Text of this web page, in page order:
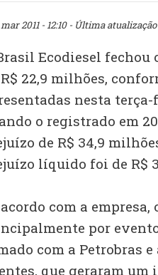
2011 - 12:10 - Última atualização
Ecodiesel fechou
22,9 milhões,
nesta
o registrado em
de R$ 34,9
líquido foi de R$
acordo com a
por
com a Petrobras
que geraram um